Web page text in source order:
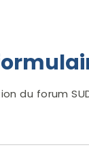
du forum